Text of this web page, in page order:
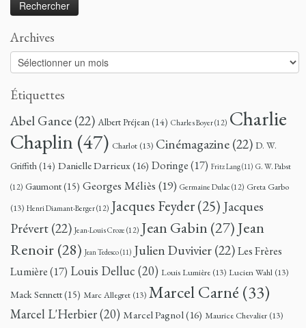
Archives
Archives
Étiquettes
Abel Gance(22) Albert Préjean(14) Charles Boyer(12) Charlie
Chaplin(47) Charlot (13) Cinémagazine(22) D. W.
Griffith(14) Danielle Darrieux(16) Doringe(17) Fritz Lang(11) G. W. Pabst
(12) Gaumont(15) Georges Méliès (19) Germaine Dulac (12) Greta Garbo
(13) Henri Diamant-Berger(12) Jacques Feyder(25) Jacques
Prévert(22) Jean-Louis Croze (12) Jean Gabin (27) Jean
Renoir (28) Jean Tedesco(11) Julien Duvivier(22)Les Frères
Lumière(17) Louis Delluc (20) Louis Lumière (13) Lucien Wahl (13)
Mack Sennett(15) Marc Allegret (13) Marcel Carné (33)
Marcel L'Herbier(20) Marcel Pagnol(16) Maurice Chevalier (13)